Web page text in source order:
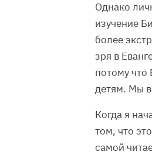
Однако
изучение
более
зря в
потому
детям. Мы
Когда я
том, что
самой